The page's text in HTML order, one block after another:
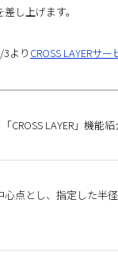
し上げます。
より CROSS LAYERサ
「CROSS LAYER」機能
点とし、指定した半